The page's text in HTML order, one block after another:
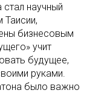
научный
Таисии,
бизнесовым
учит
будущее,
руками.
было важно